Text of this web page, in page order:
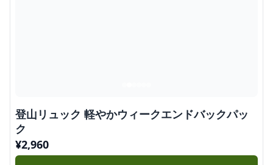
登山リュック 軽やかウィークエンドバックパッ
ク
¥2,960